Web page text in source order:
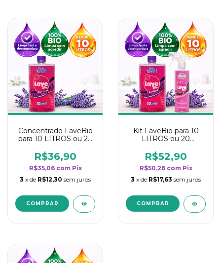
Concentrado LaveBio
para 10 LITROS ou 20
rendimento da
categoria - Lavanda
R$36,90
R$35,06 com Pix
3 x de R$12,30 sem juros
Kit LaveBio para 10
LITROS ou 20
rendimento da
categoria - Lavanda
R$52,90
R$50,26 com Pix
3 x de R$17,63 sem juros